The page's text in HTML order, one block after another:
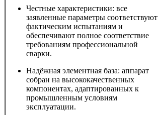
Честные характеристики: все
заявленные параметры соответствуют
фактическим испытаниям и
обеспечивают полное соответствие
требованиям профессиональной
сварки.
Надёжная элементная база: аппарат
собран на высококачественных
компонентах, адаптированных к
промышленным условиям
эксплуатации.